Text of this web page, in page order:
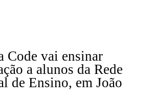
Code vai ensinar
a alunos da Rede
de Ensino, em João